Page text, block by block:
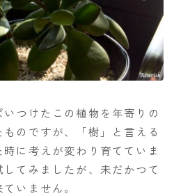
つけたこの植物を年寄りの
のですが、「樹」と言える
に考えが変わり育てていま
てみましたが、未だかつて
いません。